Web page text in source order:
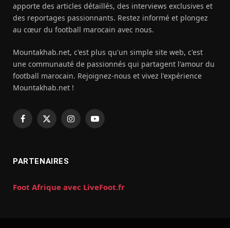
apporte des articles détaillés, des interviews exclusives et
des reportages passionnants. Restez informé et plongez
au cœur du football marocain avec nous.
Mountakhab.net, c'est plus qu'un simple site web, c'est
une communauté de passionnés qui partagent l'amour du
football marocain. Rejoignez-nous et vivez l'expérience
Mountakhab.net !
Facebook
X
InstagramYouTube
PARTENAIRES
Foot Afrique avec LiveFoot.fr